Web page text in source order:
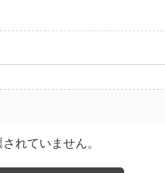
れていません。